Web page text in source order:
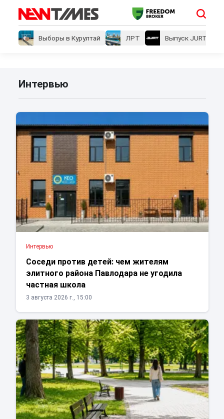
Выборы в Курултай ЛРТ Выпуск JURT
Интервью
Интервью
Соседи против детей: чем жителям
элитного района Павлодара не угодила
частная школа
3 августа 2026 г., 15:00